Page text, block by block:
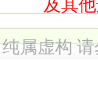
及其
纯属虚构